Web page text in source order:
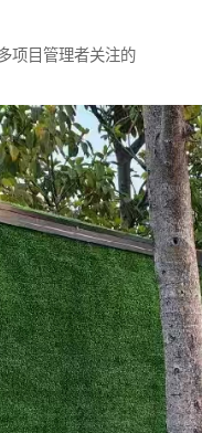
项目管理者关注的